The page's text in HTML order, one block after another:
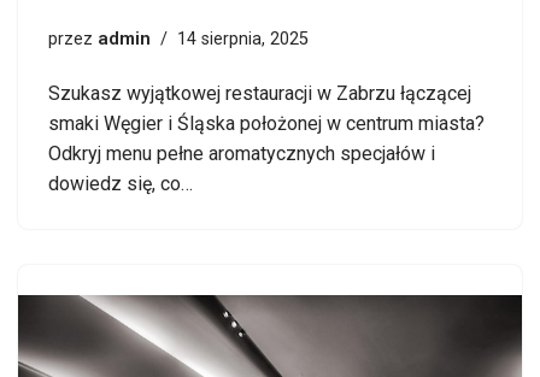
przez admin 14 sierpnia, 2025
Szukasz wyjątkowej restauracji w Zabrzu łączącej
smaki Węgier i Śląska położonej w centrum miasta?
Odkryj menu pełne aromatycznych specjałów i
dowiedz się, co…